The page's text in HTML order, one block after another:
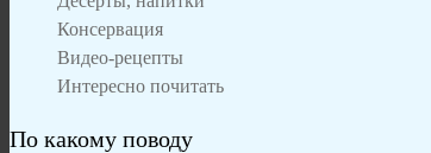
Консервация
Видео-рецепты
Интересно почитать
По какому поводу